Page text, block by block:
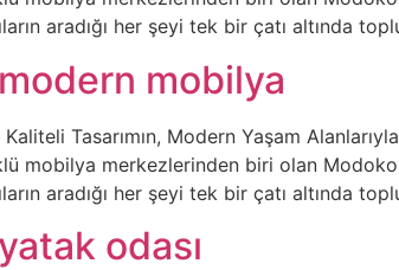
aradığı her şeyi tek bir çatı altında
mobilya
Tasarımın, Modern Yaşam
mobilya merkezlerinden biri olan
aradığı her şeyi tek bir çatı altında
odası